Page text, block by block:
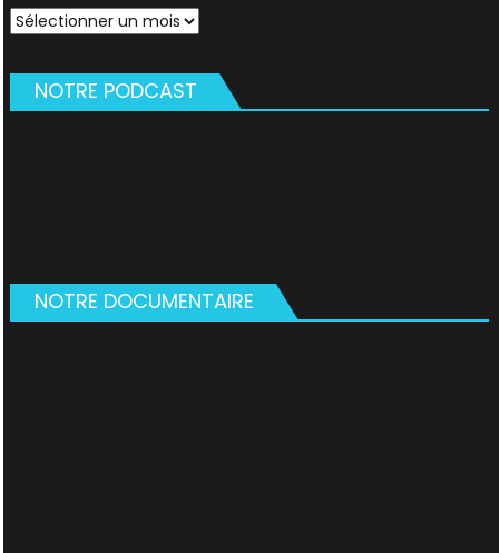
Archives
NOTRE PODCAST
NOTRE DOCUMENTAIRE